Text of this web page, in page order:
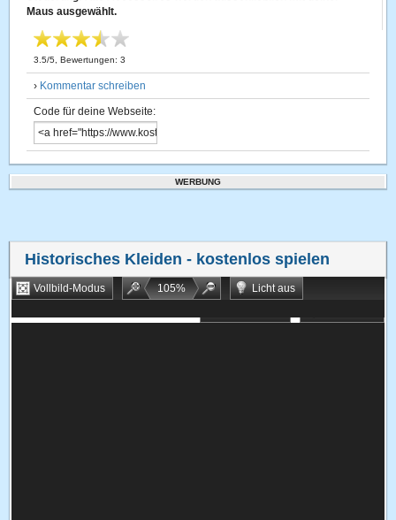
Maus ausgewählt.
3.5/5 , Bewertungen:3
› Kommentar schreiben
Code für deine Webseite:
WERBUNG
Historisches Kleiden - kostenlos spielen
Vollbild-Modus 105%
Licht aus